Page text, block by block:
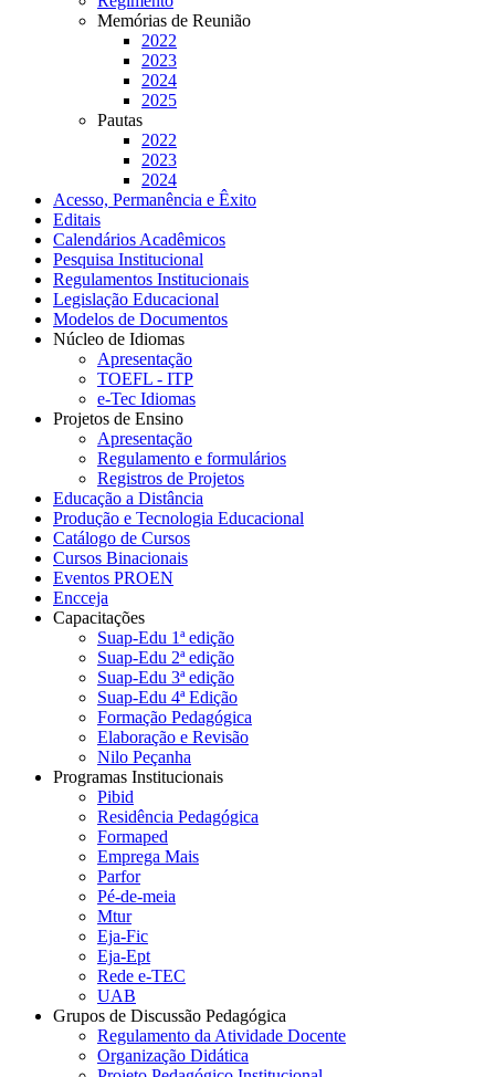
Memórias de Reunião
2022
2023
2024
2025
Pautas
2022
2023
2024
Acesso, Permanência e Êxito
Editais
Calendários Acadêmicos
Pesquisa Institucional
Regulamentos Institucionais
Legislação Educacional
Modelos de Documentos
Núcleo de Idiomas
Apresentação
TOEFL - ITP
e-Tec Idiomas
Projetos de Ensino
Apresentação
Regulamento e formulários
Registros de Projetos
Educação a Distância
Produção e Tecnologia Educacional
Catálogo de Cursos
Cursos Binacionais
Eventos PROEN
Encceja
Capacitações
Suap-Edu 1ª edição
Suap-Edu 2ª edição
Suap-Edu 3ª edição
Suap-Edu 4ª Edição
Formação Pedagógica
Elaboração e Revisão
Nilo Peçanha
Programas Institucionais
Pibid
Residência Pedagógica
Formaped
Emprega Mais
Parfor
Pé-de-meia
Mtur
Eja-Fic
Eja-Ept
Rede e-TEC
UAB
Grupos de Discussão Pedagógica
Regulamento da Atividade Docente
Organização Didática